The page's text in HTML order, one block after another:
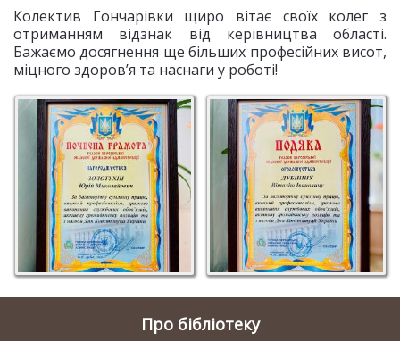
Колектив Гончарівки щиро вітає своїх колег з
отриманням відзнак від керівництва області.
Бажаємо досягнення ще більших професійних висот,
міцного здоров’я та наснаги у роботі!
Про бібліотеку